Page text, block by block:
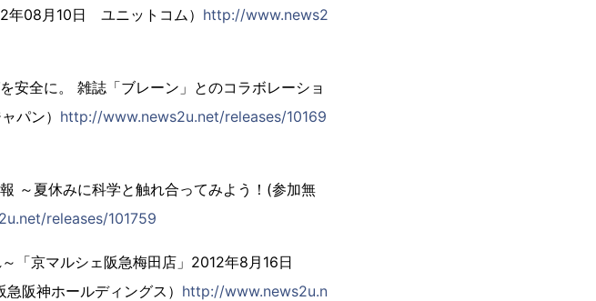
年08月10日 ユニットコム） http://www.news2
安全に。 雑誌「ブレーン」とのコラボレーショ
パン） http://www.news2u.net/releases/10169
～夏休みに科学と触れ合ってみよう！(参加無
releases/101759
「京マルシェ阪急梅田店」2012年8月16日
阪神ホールディングス） http://www.news2u.n